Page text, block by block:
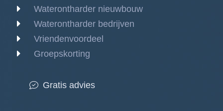
Waterontharder nieuwbouw
Waterontharder bedrijven
Vriendenvoordeel
Groepskorting
Gratis advies